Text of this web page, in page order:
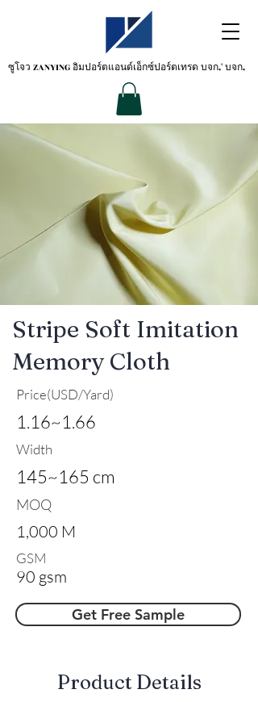
ซูโจว ZANYINGอิมปอร์ตแอนด์เอ็กซ์ปอร์ตเทรด บจก.' บจก.
Stripe Soft Imitation
Memory Cloth
Price(USD/Yard)
1.16~1.66
Width
145~165 cm
MOQ
1,000 M
GSM
90 gsm
Get Free Sample
​Product Details